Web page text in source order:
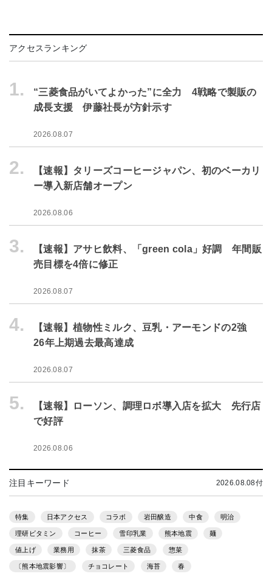
アクセスランキング
1.
“三菱食品がいてよかった”に全力 4戦略で製販の
成長支援 伊藤社長が方針示す
2026.08.07
2.
【速報】タリーズコーヒージャパン、初のベーカリ
ー導入新店舗オープン
2026.08.06
3.
【速報】アサヒ飲料、「green cola」好調 年間販
売目標を4倍に修正
2026.08.07
4.
【速報】植物性ミルク、豆乳・アーモンドの2強
26年上期過去最高達成
2026.08.07
5.
【速報】ローソン、調理ロボ導入店を拡大 先行店
で好評
2026.08.06
注目キーワード 2026.08.08付
特集 日本アクセス コラボ 岩田醸造 中食 明治
理研ビタミン コーヒー 雪印乳業 熊本地震 麺
値上げ 業務用 抹茶 三菱食品 惣菜
〔熊本地震影響〕 チョコレート 海苔 春